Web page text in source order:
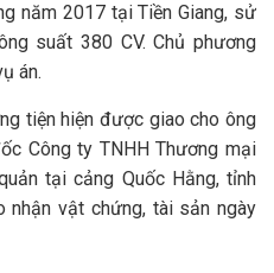
năm 2017 tại Tiền Giang, sử
suất 380 CV. Chủ phương
án.
tiện hiện được giao cho ông
Công ty TNHH Thương mại
tại cảng Quốc Hằng, tỉnh
vật chứng, tài sản ngày